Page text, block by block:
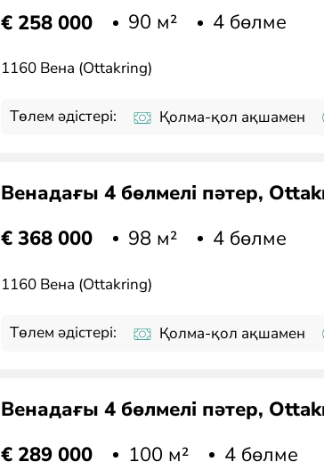
€ 258 000
90 м² 4 бөлме
1160 Вена (Ottakring)
Төлем әдістері: Қолма-қол ақшамен
Венадағы 4 бөлмелі пәтер,
€ 368 000
98 м² 4 бөлме
1160 Вена (Ottakring)
Төлем әдістері: Қолма-қол ақшамен
Венадағы 4 бөлмелі пәтер,
€ 289 000
100 м² 4 бөлме